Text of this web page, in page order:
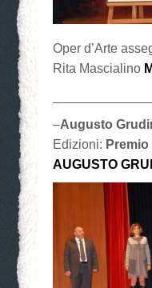
Oper d’Arte
Rita Mascialino
–Augusto
Edizioni:
AUGUSTO